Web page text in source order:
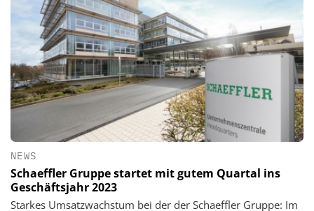
NEWS
Schaeffler Gruppe startet mit gutem Quartal ins
Geschäftsjahr 2023
Starkes Umsatzwachstum bei der der Schaeffler Gruppe: Im